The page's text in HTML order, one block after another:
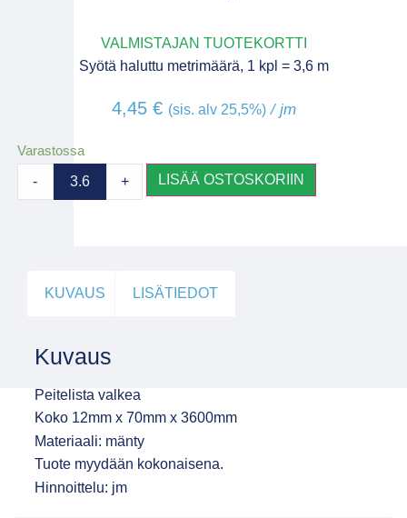
VALMISTAJAN TUOTEKORTTI
Syötä haluttu metrimäärä, 1 kpl = 3,6 m
4,45 € (sis. alv 25,5%)/ jm
Varastossa
- + LISÄÄ OSTOSKORIIN
KUVAUS LISÄTIEDOT
Kuvaus
Peitelista valkea
Koko 12mm x 70mm x 3600mm
Materiaali: mänty
Tuote myydään kokonaisena.
Hinnoittelu: jm